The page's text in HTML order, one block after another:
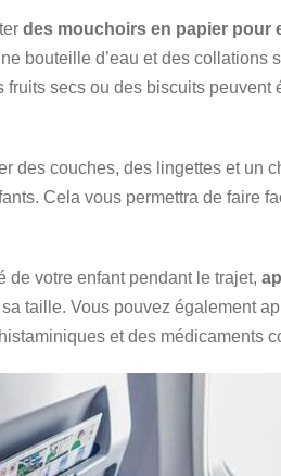
des mouchoirs en papier pour
bouteille d’eau et des collations
fruits secs ou des biscuits
des couches, des lingettes et un
Cela vous permettra de faire
de votre enfant pendant le trajet,
taille. Vous pouvez également
et des médicaments